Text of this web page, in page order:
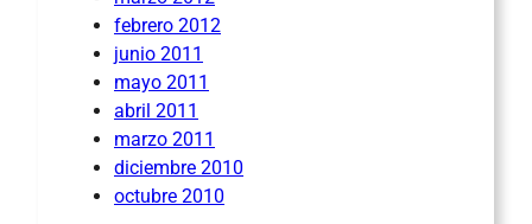
febrero 2012
junio 2011
mayo 2011
abril 2011
marzo 2011
diciembre 2010
octubre 2010